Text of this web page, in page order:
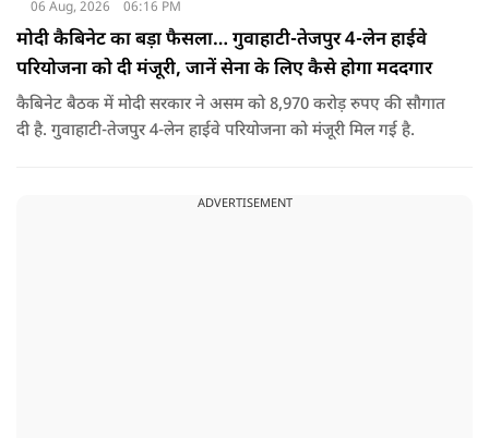
06 Aug, 2026 06:16 PM
मोदी कैबिनेट का बड़ा फैसला… गुवाहाटी-तेजपुर 4-लेन हाईवे
परियोजना को दी मंजूरी, जानें सेना के लिए कैसे होगा मददगार
कैबिनेट बैठक में मोदी सरकार ने असम को 8,970 करोड़ रुपए की सौगात
दी है. गुवाहाटी-तेजपुर 4-लेन हाईवे परियोजना को मंजूरी मिल गई है.
ADVERTISEMENT